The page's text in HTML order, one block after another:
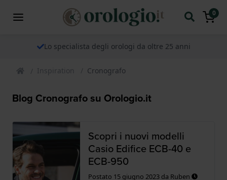
0
Lo specialista degli orologi da oltre 25 anni
Inspiration Cronografo
Blog Cronografo su Orologio.it
Scopri i nuovi modelli
Casio Edifice ECB-40 e
ECB-950
Postato 15 giugno 2023da Ruben